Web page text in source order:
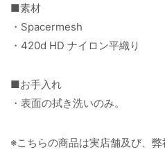
■素材
・Spacermesh
・420d HD ナイロン平織り
■お手入れ
・表面の拭き洗いのみ。
※こちらの商品は実店舗及び、